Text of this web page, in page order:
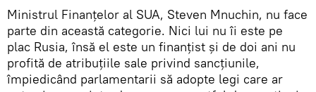
Ministrul Finanțelor al SUA, Steven Mnuchin, nu face
parte din această categorie. Nici lui nu îi este pe
plac Rusia, însă el este un finanțist și de doi ani nu
profită de atribuțiile sale privind sancțiunile,
împiedicând parlamentarii să adopte legi care ar